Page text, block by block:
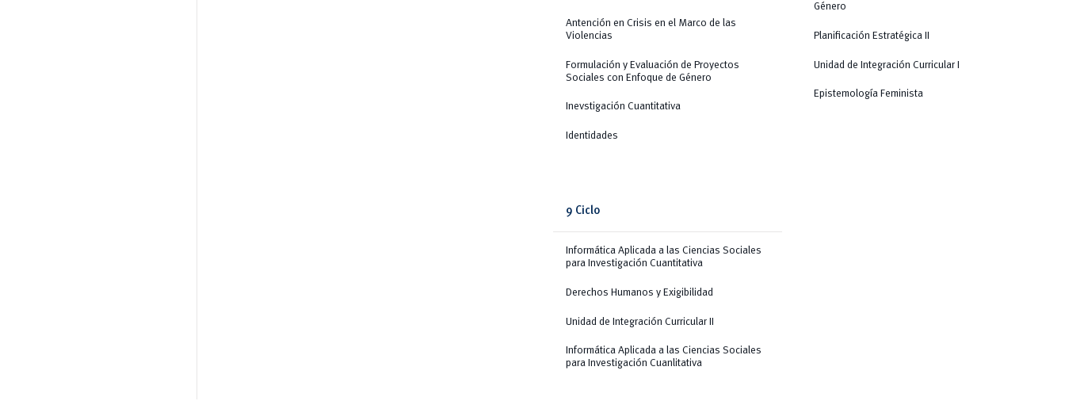
Antención en Crisis en el Marco de las
Violencias
Formulación y Evaluación de Proyectos
Sociales con Enfoque de Género
Inevstigación Cuantitativa
Identidades
Género
Planificación Estratégica II
Unidad de Integración Curricular I
Epistemología Feminista
9 Ciclo
Informática Aplicada a las Ciencias Sociales
para Investigación Cuantitativa
Derechos Humanos y Exigibilidad
Unidad de Integración Curricular II
Informática Aplicada a las Ciencias Sociales
para Investigación Cuanlitativa